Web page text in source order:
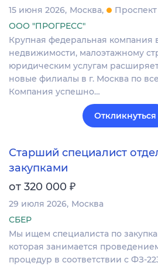
15 июня 2026 Москва
ООО "ПРОГРЕСС"
Крупная федеральная компания
недвижимости, малоэтажному
юридическим услугам
новые филиалы в г. Москва по
Компания успешно…
Откликнуться
Старший специалист
закупками
от 320 000 ₽
29 июля 2026 Москва
СБЕР
Мы ищем специалиста по
которая занимается
процедур в соответствии с ФЗ-